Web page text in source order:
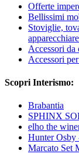
Offerte
Bellissimi
Stoviglie,
Accessori da
Accessori
Scopri Interismo:
Brabantia
SPHINX
elho the
Hunter Osby
Marcato Set